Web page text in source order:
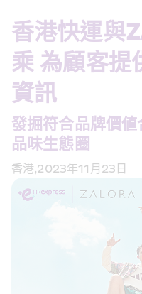
香港快運與
乘 為顧客提
資訊
發掘符合品牌價
品味生態圈
香港,2023年11月23日